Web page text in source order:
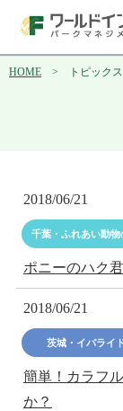
HOME > トピックス
2018/06/21
千葉・ふれあい動物
ポニーのハク
2018/06/21
茨城・イバライ
簡単！カラフ
か？